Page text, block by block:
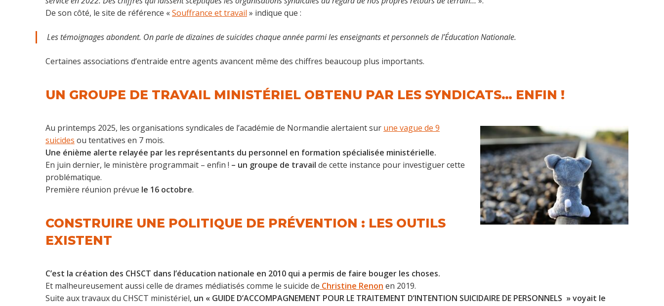
De son côté, le site de référence «Souffrance et travail » indique que :
Les témoignages abondent. On parle de dizaines de suicides chaque année parmi les enseignants et personnels de l’Éducation Nationale.
Certaines associations d’entraide entre agents avancent même des chiffres beaucoup plus importants.
UN GROUPE DE TRAVAIL MINISTÉRIEL OBTENU PAR LES SYNDICATS… ENFIN !
Au printemps 2025, les organisations syndicales de l’académie de Normandie alertaient sur une vague de 9
suicides ou tentatives en 7 mois.
Une énième alerte relayée par les représentants du personnel en formation spécialisée ministérielle.
En juin dernier, le ministère programmait – enfin ! – un groupe de travail de cette instance pour investiguer cette
problématique.
Première réunion prévue le 16 octobre.
CONSTRUIRE UNE POLITIQUE DE PRÉVENTION : LES OUTILS
EXISTENT
C’est la création des CHSCT dans l’éducation nationale en 2010 qui a permis de faire bouger les choses.
Et malheureusement aussi celle de drames médiatisés comme le suicide de Christine Renon en 2019.
Suite aux travaux du CHSCT ministériel, un « GUIDE D’ACCOMPAGNEMENT POUR LE TRAITEMENT D’INTENTION SUICIDAIRE DE PERSONNELS » voyait le